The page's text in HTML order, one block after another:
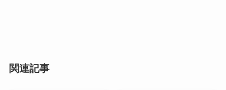
関連記事